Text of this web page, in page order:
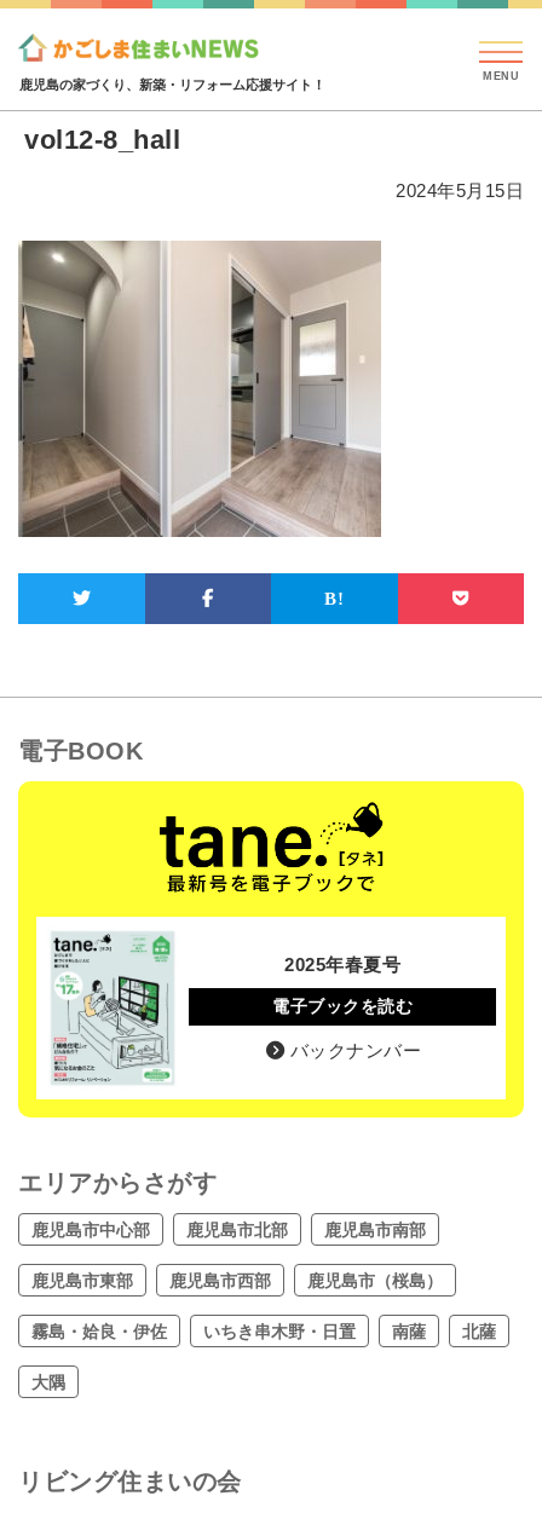
鹿児島の家づくり、新築・リフォーム応援サイト！
vol12-8_hall
2024年5月15日
電子BOOK
2025年春夏号
電子ブックを読む
バックナンバー
エリアからさがす
鹿児島市中心部 鹿児島市北部 鹿児島市南部
鹿児島市東部 鹿児島市西部 鹿児島市（桜島）
霧島・姶良・伊佐 いちき串木野・日置 南薩 北薩
大隅
リビング住まいの会